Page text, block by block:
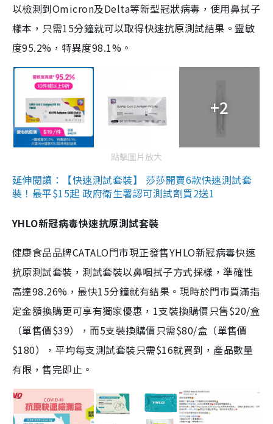
以檢測到Omicron及Delta等新型冠狀病毒，使用鼻拭子
樣本，只需15分鐘就可以取得快速抗原測試結果。靈敏
度95.2%，特異度98.1%。
+2
點擊圖片放大
延伸閱讀：【快速測試套裝】 莎莎開賣6款快速測試套
裝！最平$15起 政府衛生署認可測試劑買2送1
YHLO新冠病毒快速抗原測試套裝
健康食品品牌CATALO門市現正發售YHLO新冠病毒快速
抗原測試套裝，測試套裝以鼻咽拭子方式採樣，準確性
高達98.26%，最快15分鐘就有結果。現時於門市買滿指
定金額換購更可享有獨家優惠，1支裝換購價只售$20/盒
（單售價$39），而5支裝換購價只需$80/盒（單售價
$180），平均每支測試套裝只需$16就買到，產品數量
有限，售完即止。